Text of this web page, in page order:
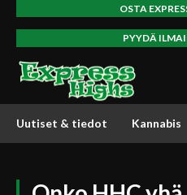
OSTA
PYYDÄ
Uutiset & tiedot Kannabis